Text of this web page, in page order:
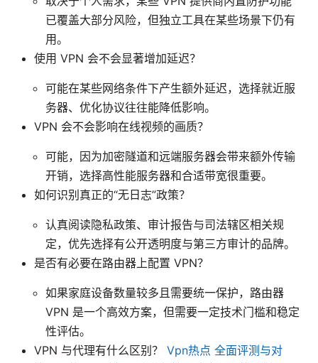
已覆盖大部分风险，但独立工具在某些场景下仍有
用。
使用 VPN 会不会显著增加延迟？
可能在某些网络条件下产生额外延迟，选择就近服
务器、优化协议往往能降低影响。
VPN 会不会影响在线视频的画质？
可能，因为加密隧道和远端服务器会带来额外传输
开销，选择高性能服务器和合适带宽很重要。
如何识别真正的“无日志”政策？
认真阅读隐私政策、审计报告与司法辖区相关规
定，优先选择有公开透明度与第三方审计的品牌。
是否有必要在路由器上配置 VPN？
如果家庭设备数量较多且需要统一保护，路由器
VPN 是一个高效方案，但需要一定技术门槛和稳定
性评估。
VPN 与代理有什么区别？ Vpn热点 全面评测与对